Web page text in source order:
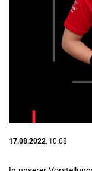
17.08.2022 , 10:08